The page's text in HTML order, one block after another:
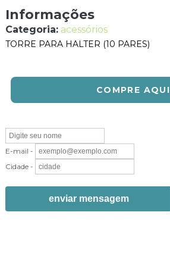
Informações
Categoria: acessórios
TORRE PARA HALTER (10 PARES)
COMPRE AQUI
E-mail -
Cidade -
enviar mensagem